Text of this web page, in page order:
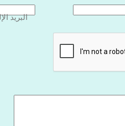
البريد